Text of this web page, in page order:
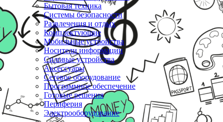
Бытовая техника
Системы безопасности
Развлечения и отдых
Комплектующие
Мобильные устройства
Носители информации
Силовые устройства
Аксессуары
Сетевое оборудование
Программное обеспечение
Готовые решения
Периферия
Электрооборудование